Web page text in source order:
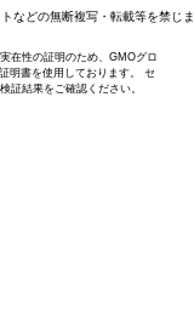
どの無断複写・転載等を禁じま
在性の証明のため、GMOグロ
明書を使用しております。 セ
証結果をご確認ください。